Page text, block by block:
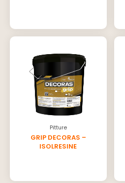
Pitture
GRIP DECORAS –
ISOLRESINE